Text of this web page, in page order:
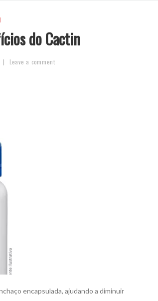
do Cactin
| Leave a comment
encapsulada, ajudando a diminuir